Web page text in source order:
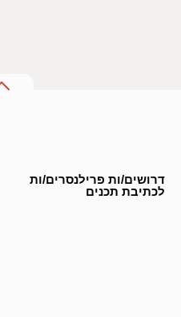
דרושים/ות פרילנסרים/ות
לכתיבת תכנים